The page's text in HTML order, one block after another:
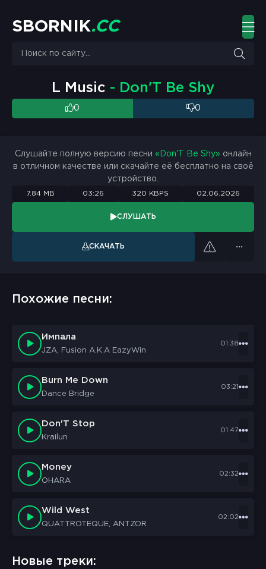
S BO R N K.CC
L Music - Don'T Be Shy
0 0
Слушайте полную версию песни «Don'T Be Shy» онлайн
в отличном качестве или скачайте её бесплатно на своё
устройство.
7.84 MB 03:26 320 KBPS 02.06.2026
СЛУШАТЬ
СКАЧАТЬ
Похожие песни:
Импала
JZA, Fusion A.K.A EazyWin
01:38
Burn Me Down
Dance Bridge
03:21
Don'T Stop
Krailun
01:47
Money
OHARA
02:32
Wild West
QUATTROTEQUE, ANTZOR
02:02
Новые треки: